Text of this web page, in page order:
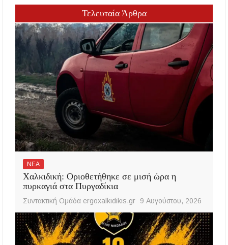
Τελευταία Άρθρα
ΝΕΑ
Χαλκιδική: Οριοθετήθηκε σε μισή ώρα η
πυρκαγιά στα Πυργαδίκια
Συντακτική Ομάδα ergoxalkidikis.gr 9 Αυγούστου, 2026